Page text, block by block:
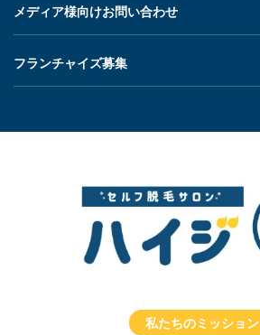
メディア様向けお問い合わせ
フランチャイズ募集
私たちのミッション